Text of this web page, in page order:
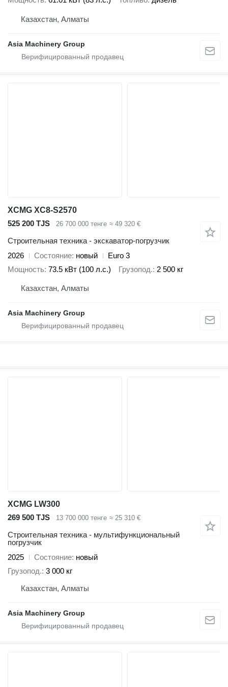
Казахстан, Алматы
Asia Machinery Group
XCMG XC8-S2570
525 200 TJS
26 700 000 тенге ≈ 49 320 €
Строительная техника - экскаватор-погрузчик
2026
Состояние новый
Euro 3
Мощность 73.5 кВт (100 л.с.) Грузопод. 2 500 кг
Казахстан, Алматы
Asia Machinery Group
XCMG LW300
269 500 TJS
13 700 000 тенге ≈ 25 310 €
Строительная техника - мультифункциональный
погрузчик
2025
Состояние новый
Грузопод. 3 000 кг
Казахстан, Алматы
Asia Machinery Group